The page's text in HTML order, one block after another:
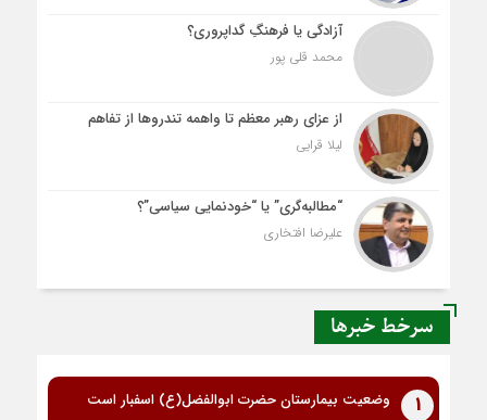
آزادگی یا فرهنگِ گداپروری؟
محمد قلی پور
از عزای رهبر معظم تا واهمه تندروها از تفاهم
لیلا قرایی
“مطالبه‌گری” یا “خودنمایی سیاسی”؟
علیرضا افتخاری
سرخط خبرها
1 وضعیت بیمارستان حضرت ابوالفضل(ع) اسفبار است